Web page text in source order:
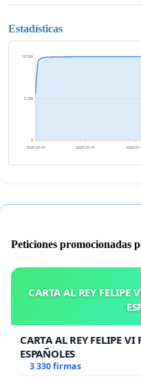
Estadísticas
0
5 298
10 596
2020-03-09 2020-05-16 2020-
Peticiones promocionadas
CARTA AL REY FELIPE
CARTA AL REY FELIPE
ESPAÑOLES
3 330 firmas